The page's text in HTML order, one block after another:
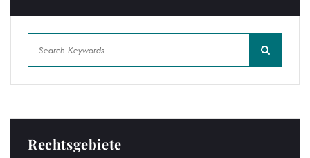
Rechtsgebiete